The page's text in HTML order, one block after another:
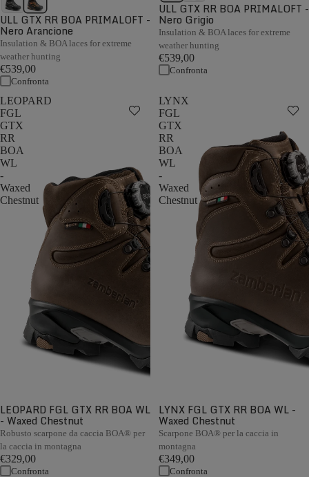
ULL GTX RR BOA PRIMALOFT -
Nero Arancione
Insulation & BOA laces for extreme
weather hunting
€539,00
Confronta
ULL GTX RR BOA PRIMALOFT -
Nero Grigio
Insulation & BOA laces for extreme
weather hunting
€539,00
Confronta
LEOPARD
FGL
GTX
RR
BOA
WL
-
Waxed
Chestnut
LEOPARD FGL GTX RR BOA WL
- Waxed Chestnut
Robusto scarpone da caccia BOA® per
la caccia in montagna
€329,00
Confronta
LYNX
FGL
GTX
RR
BOA
WL
-
Waxed
Chestnut
LYNX FGL GTX RR BOA WL -
Waxed Chestnut
Scarpone BOA® per la caccia in
montagna
€349,00
Confronta